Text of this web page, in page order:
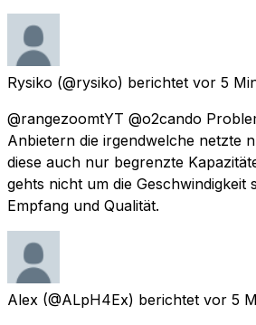
Rysiko (@rysiko) berichtet vor 5
@rangezoomtYT @o2cando
Anbietern die irgendwelche netzte
diese auch nur begrenzte
gehts nicht um die Geschwindigkeit
Empfang und Qualität.
Alex (@ALpH4Ex) berichtet vor 5